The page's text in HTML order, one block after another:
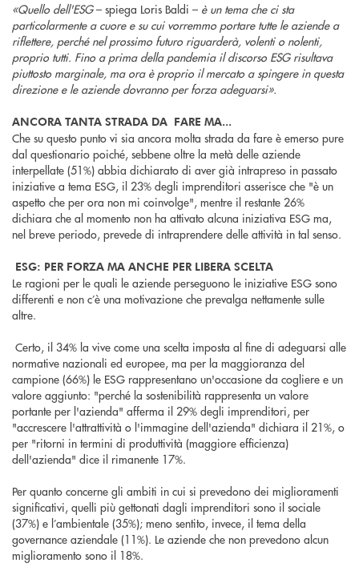
«Quello dell'ESG– spiega Loris Baldi – è un tema che ci sta
particolarmente a cuore e su cui vorremmo portare tutte le aziende a
riflettere, perché nel prossimo futuro riguarderà, volenti o nolenti,
proprio tutti. Fino a prima della pandemia il discorso ESG risultava
piuttosto marginale, ma ora è proprio il mercato a spingere in questa
direzione e le aziende dovranno per forza adeguarsi».
ANCORA TANTA STRADA DA FARE MA...
Che su questo punto vi sia ancora molta strada da fare è emerso pure
dal questionario poiché, sebbene oltre la metà delle aziende
interpellate (51%) abbia dichiarato di aver già intrapreso in passato
iniziative a tema ESG, il 23% degli imprenditori asserisce che "è un
aspetto che per ora non mi coinvolge", mentre il restante 26%
dichiara che al momento non ha attivato alcuna iniziativa ESG ma,
nel breve periodo, prevede di intraprendere delle attività in tal senso.
ESG: PER FORZA MA ANCHE PER LIBERA SCELTA
Le ragioni per le quali le aziende perseguono le iniziative ESG sono
differenti e non c’è una motivazione che prevalga nettamente sulle
altre.
Certo, il 34% la vive come una scelta imposta al fine di adeguarsi alle
normative nazionali ed europee, ma per la maggioranza del
campione (66%) le ESG rappresentano un'occasione da cogliere e un
valore aggiunto: "perché la sostenibilità rappresenta un valore
portante per l'azienda" afferma il 29% degli imprenditori, per
"accrescere l'attrattività o l'immagine dell'azienda" dichiara il 21%, o
per "ritorni in termini di produttività (maggiore efficienza)
dell'azienda" dice il rimanente 17%.
Per quanto concerne gli ambiti in cui si prevedono dei miglioramenti
significativi, quelli più gettonati dagli imprenditori sono il sociale
(37%) e l’ambientale (35%); meno sentito, invece, il tema della
governance aziendale (11%). Le aziende che non prevedono alcun
miglioramento sono il 18%.